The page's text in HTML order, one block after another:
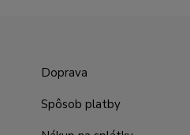
Doprava
Spôsob platby